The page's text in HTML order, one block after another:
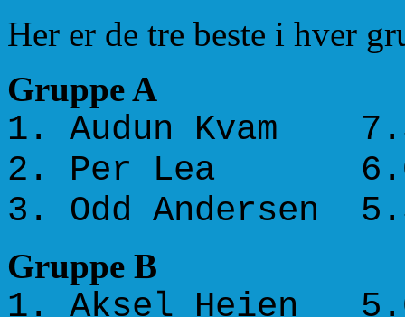
Her er de tre beste i hver
Gruppe A
1. Audun Kvam
2. Per Lea 6.0
3. Odd Andersen
Gruppe B
1. Aksel Heien